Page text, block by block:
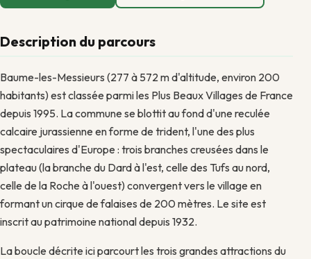
Description du parcours
Baume-les-Messieurs (277 à 572 m d'altitude, environ 200
habitants) est classée parmi les Plus Beaux Villages de France
depuis 1995. La commune se blottit au fond d'une reculée
calcaire jurassienne en forme de trident, l'une des plus
spectaculaires d'Europe : trois branches creusées dans le
plateau (la branche du Dard à l'est, celle des Tufs au nord,
celle de la Roche à l'ouest) convergent vers le village en
formant un cirque de falaises de 200 mètres. Le site est
inscrit au patrimoine national depuis 1932.
La boucle décrite ici parcourt les trois grandes attractions du